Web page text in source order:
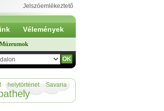
Jelszóemlékeztető
Vélemények
Múzeumok
helytörténet Savaria